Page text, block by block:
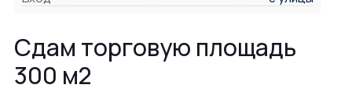
Сдам торговую площадь
300 м2